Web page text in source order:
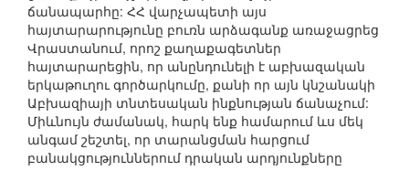
ճանապարհը: ՀՀ վարչապետի այս
հայտարարությունը բուռն արձագանք առաջացրեց
Վրաստանում, որոշ քաղաքագետներ
հայտարարեցին, որ անընդունելի է աբխազական
երկաթուղու գործարկումը, քանի որ այն կնշանակի
Աբխազիայի տնտեսական ինքնության ճանաչում:
Միևնույն ժամանակ, հարկ ենք համարում ևս մեկ
անգամ շեշտել, որ տարանցման հարցում
բանակցություններում դրական արդյունքները